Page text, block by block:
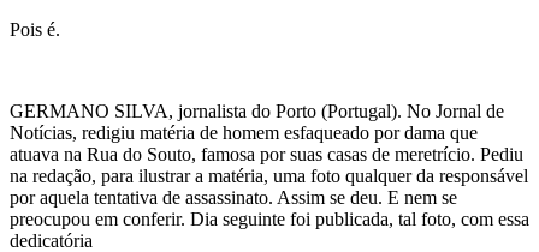
Pois é.
GERMANO SILVA, jornalista do Porto (Portugal). No Jornal de
Notícias, redigiu matéria de homem esfaqueado por dama que
atuava na Rua do Souto, famosa por suas casas de meretrício. Pediu
na redação, para ilustrar a matéria, uma foto qualquer da responsável
por aquela tentativa de assassinato. Assim se deu. E nem se
preocupou em conferir. Dia seguinte foi publicada, tal foto, com essa
dedicatória